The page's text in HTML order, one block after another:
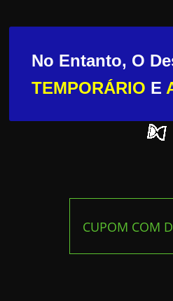
No Entanto, O
TEMPORÁRIO E
CUPOM COM